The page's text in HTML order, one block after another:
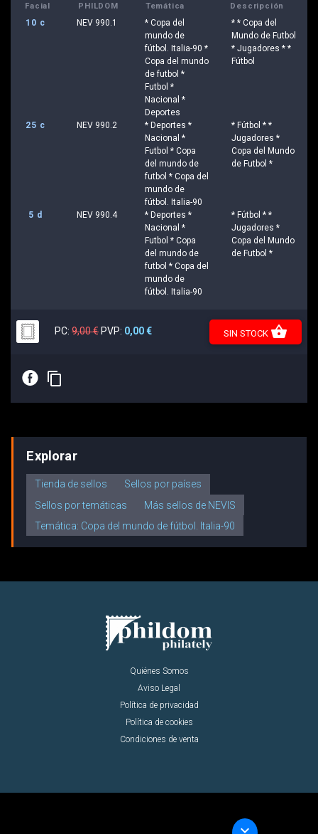
Facial PHILDOM Temática Descripción
10 c NEV 990.1
* Copa del
mundo de
fútbol. Italia-90 *
Copa del mundo
de futbol *
Futbol *
Nacional *
Deportes
* * Copa del
Mundo de Futbol
* Jugadores * *
Fútbol
25 c NEV 990.2
* Deportes *
Nacional *
Futbol * Copa
del mundo de
futbol * Copa del
mundo de
fútbol. Italia-90
* Fútbol * *
Jugadores *
Copa del Mundo
de Futbol *
5 d NEV 990.4
* Deportes *
Nacional *
Futbol * Copa
del mundo de
futbol * Copa del
mundo de
fútbol. Italia-90
* Fútbol * *
Jugadores *
Copa del Mundo
de Futbol *
PC: 9,00 € PVP: 0,00 € SIN STOCK shopping_basket
E content_copy
Explorar
Tienda de sellos
Sellos por países
Sellos por temáticas
Más sellos de NEVIS
Temática: Copa del mundo de fútbol. Italia-90
Quiénes Somos
Aviso Legal
Política de privacidad
Política de cookies
Condiciones de venta
keyboard_arrow_down